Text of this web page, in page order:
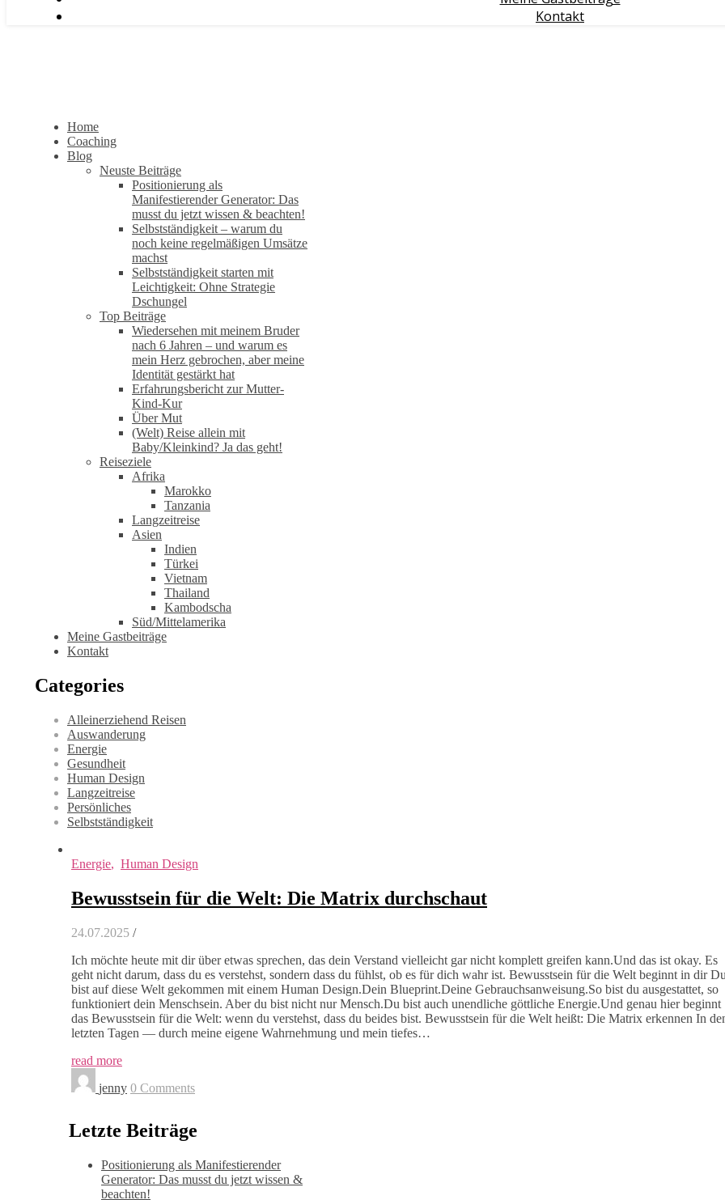
Kontakt
Home
Coaching
Blog
Neuste Beiträge
Positionierung als
Manifestierender Generator: Das
musst du jetzt wissen & beachten!
Selbstständigkeit – warum du
noch keine regelmäßigen Umsätze
machst
Selbstständigkeit starten mit
Leichtigkeit: Ohne Strategie
Dschungel
Top Beiträge
Wiedersehen mit meinem Bruder
nach 6 Jahren – und warum es
mein Herz gebrochen, aber meine
Identität gestärkt hat
Erfahrungsbericht zur Mutter-
Kind-Kur
Über Mut
(Welt) Reise allein mit
Baby/Kleinkind? Ja das geht!
Reiseziele
Afrika
Marokko
Tanzania
Langzeitreise
Asien
Indien
Türkei
Vietnam
Thailand
Kambodscha
Süd/Mittelamerika
Meine Gastbeiträge
Kontakt
Categories
Alleinerziehend Reisen
Auswanderung
Energie
Gesundheit
Human Design
Langzeitreise
Persönliches
Selbstständigkeit
Energie, Human Design
Bewusstsein für die Welt: Die Matrix durchschaut
24.07.2025 /
Ich möchte heute mit dir über etwas sprechen, das dein Verstand vielleicht gar nicht komplett greifen kann.Und das ist okay. Es
geht nicht darum, dass du es verstehst, sondern dass du fühlst, ob es für dich wahr ist. Bewusstsein für die Welt beginnt in dir
bist auf diese Welt gekommen mit einem Human Design.Dein Blueprint.Deine Gebrauchsanweisung.So bist du ausgestattet, so
funktioniert dein Menschsein. Aber du bist nicht nur Mensch.Du bist auch unendliche göttliche Energie.Und genau hier beginnt
das Bewusstsein für die Welt: wenn du verstehst, dass du beides bist. Bewusstsein für die Welt heißt: Die Matrix erkennen In
letzten Tagen — durch meine eigene Wahrnehmung und mein tiefes…
read more
jenny 0 Comments
Letzte Beiträge
Positionierung als Manifestierender
Generator: Das musst du jetzt wissen &
beachten!